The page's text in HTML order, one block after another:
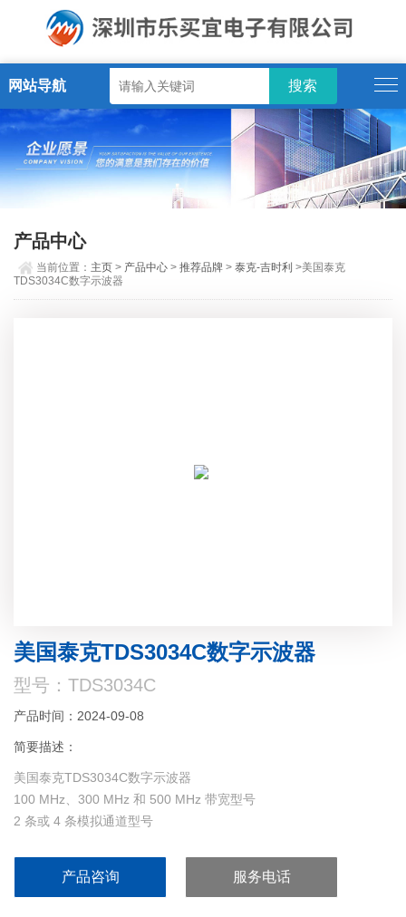
网站导航
产品中心
当前位置： 主页 > 产品中心 >推荐品牌 >泰克-吉时利 >美国泰克
TDS3034C数字示波器
美国泰克TDS3034C数字示波器
型号：TDS3034C
产品时间：2024-09-08
简要描述：
美国泰克TDS3034C数字示波器
100 MHz、300 MHz 和 500 MHz 带宽型号
2 条或 4 条模拟通道型号
3,600 wfms/s 连续波形捕获速率
产品咨询 服务电话